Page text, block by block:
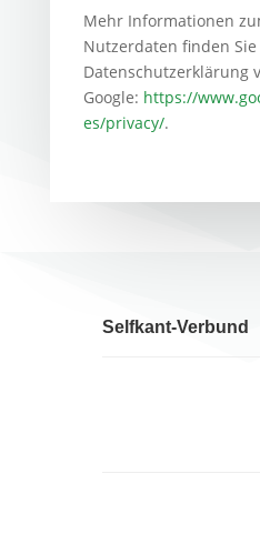
Mehr Informationen
Nutzerdaten finden
Datenschutzerklärung
Google: https://
es/privacy/.
Selfkant-Verbund